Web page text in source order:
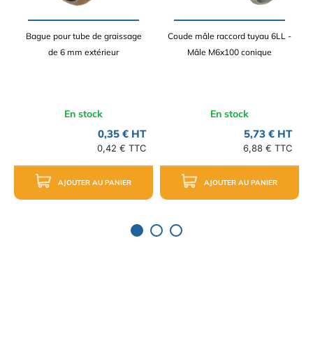
Bague pour tube de graissage
de 6 mm extérieur
En stock
0,35 € HT
0,42 € TTC
AJOUTER AU PANIER
Coude mâle raccord tuyau 6LL -
Mâle M6x100 conique
En stock
5,73 € HT
6,88 € TTC
AJOUTER AU PANIER